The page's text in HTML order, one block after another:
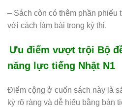
– Sách còn có thêm phần phiếu
với cách làm bài trong kỳ thi.
Ưu điểm vượt trội Bộ
năng lực tiếng Nhật N1
Điểm cộng ở cuốn sách này là
kỳ rõ ràng và dễ hiểu bằng bản